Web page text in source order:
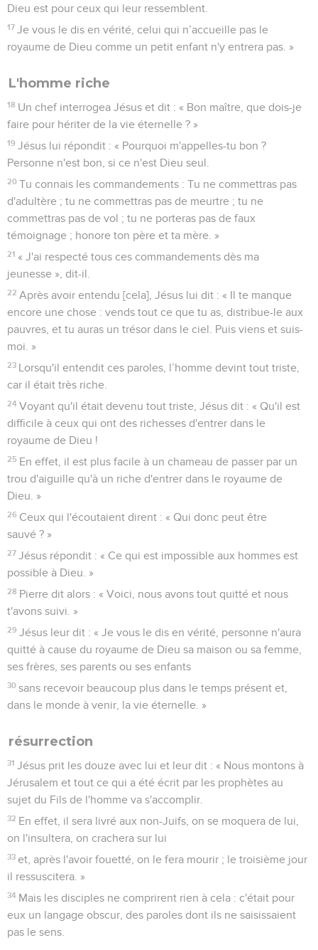
Dieu est pour ceux qui leur ressemblent.
17 Je vous le dis en vérité, celui qui n’accueille pas le
royaume de Dieu comme un petit enfant n'y entrera pas. »
L'homme riche
18 Un chef interrogea Jésus et dit : « Bon maître, que dois-je
faire pour hériter de la vie éternelle ? »
19 Jésus lui répondit : « Pourquoi m'appelles-tu bon ?
Personne n'est bon, si ce n'est Dieu seul.
20 Tu connais les commandements : Tu ne commettras pas
d'adultère ; tu ne commettras pas de meurtre ; tu ne
commettras pas de vol ; tu ne porteras pas de faux
témoignage ; honore ton père et ta mère. »
21 « J'ai respecté tous ces commandements dès ma
jeunesse », dit-il.
22 Après avoir entendu [cela], Jésus lui dit : « Il te manque
encore une chose : vends tout ce que tu as, distribue-le aux
pauvres, et tu auras un trésor dans le ciel. Puis viens et suis-
moi. »
23 Lorsqu'il entendit ces paroles, l’homme devint tout triste,
car il était très riche.
24 Voyant qu'il était devenu tout triste, Jésus dit : « Qu'il est
difficile à ceux qui ont des richesses d'entrer dans le
royaume de Dieu !
25 En effet, il est plus facile à un chameau de passer par un
trou d'aiguille qu'à un riche d'entrer dans le royaume de
Dieu. »
26 Ceux qui l'écoutaient dirent : « Qui donc peut être
sauvé ? »
27 Jésus répondit : « Ce qui est impossible aux hommes est
possible à Dieu. »
28 Pierre dit alors : « Voici, nous avons tout quitté et nous
t'avons suivi. »
29 Jésus leur dit : « Je vous le dis en vérité, personne n'aura
quitté à cause du royaume de Dieu sa maison ou sa femme,
ses frères, ses parents ou ses enfants
30 sans recevoir beaucoup plus dans le temps présent et,
dans le monde à venir, la vie éternelle. »
résurrection
31 Jésus prit les douze avec lui et leur dit : « Nous montons à
Jérusalem et tout ce qui a été écrit par les prophètes au
sujet du Fils de l'homme va s'accomplir.
32 En effet, il sera livré aux non-Juifs, on se moquera de lui,
on l'insultera, on crachera sur lui
33 et, après l'avoir fouetté, on le fera mourir ; le troisième jour
il ressuscitera. »
34 Mais les disciples ne comprirent rien à cela : c'était pour
eux un langage obscur, des paroles dont ils ne saisissaient
pas le sens.